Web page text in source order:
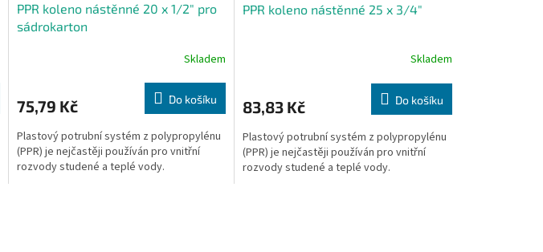
PPR koleno nástěnné 20 x 1/2" pro
sádrokarton
Skladem
75,79 Kč Do košíku
Plastový potrubní systém z polypropylénu
(PPR) je nejčastěji používán pro vnitřní
rozvody studené a teplé vody.
PPR koleno nástěnné 25 x 3/4"
Skladem
83,83 Kč Do košíku
Plastový potrubní systém z polypropylénu
(PPR) je nejčastěji používán pro vnitřní
rozvody studené a teplé vody.